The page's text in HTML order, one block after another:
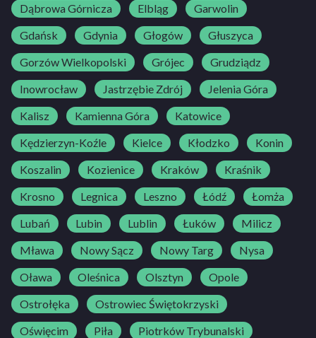
Dąbrowa Górnicza
Elbląg
Garwolin
Gdańsk
Gdynia Głogów
Głuszyca
Gorzów Wielkopolski
Grójec
Grudziądz
Inowrocław
Jastrzębie Zdrój
Jelenia Góra
Kalisz
Kamienna Góra
Katowice
Kędzierzyn-Koźle
Kielce Kłodzko
Konin
Koszalin
Kozienice Kraków
Kraśnik
Krosno
Legnica Leszno Łódź
Łomża
Lubań
Lubin Lublin Łuków
Milicz
Mława
Nowy Sącz Nowy Targ
Nysa
Oława
Oleśnica Olsztyn
Opole
Ostrołęka
Ostrowiec Świętokrzyski
Oświęcim
Piła
Piotrków Trybunalski